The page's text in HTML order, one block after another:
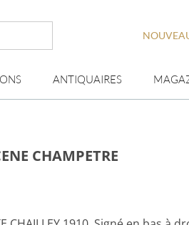
ANTIQUAIRES
CHAMPETRE